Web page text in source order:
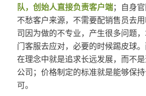
队，创始人直接负责客户端；自身官
不愁客户来源，不需要配销售员去
司因为做的不专业，产生很多问题
门客服去应对，必要的时候踢皮球
在理念中就是追求长远发展，而不
公司；价格制定的标准就是能够保
可。